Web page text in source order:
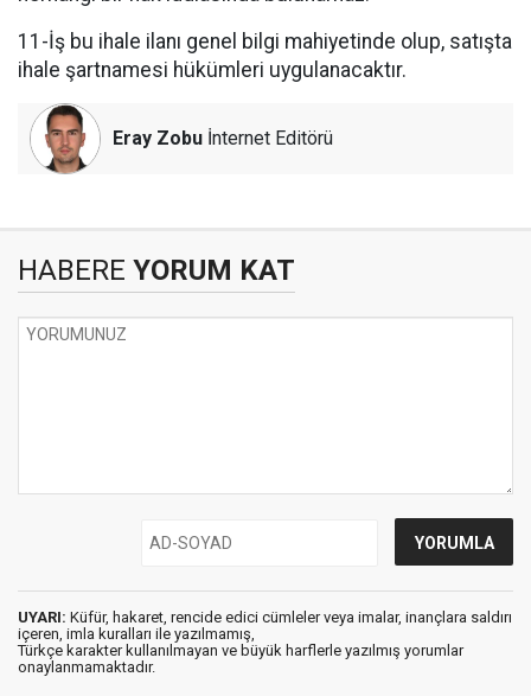
11-İş bu ihale ilanı genel bilgi mahiyetinde olup, satışta
ihale şartnamesi hükümleri uygulanacaktır.
Eray Zobu İnternet Editörü
HABERE YORUM KAT
UYARI: Küfür, hakaret, rencide edici cümleler veya imalar, inançlara saldırı
içeren, imla kuralları ile yazılmamış,
Türkçe karakter kullanılmayan ve büyük harflerle yazılmış yorumlar
onaylanmamaktadır.